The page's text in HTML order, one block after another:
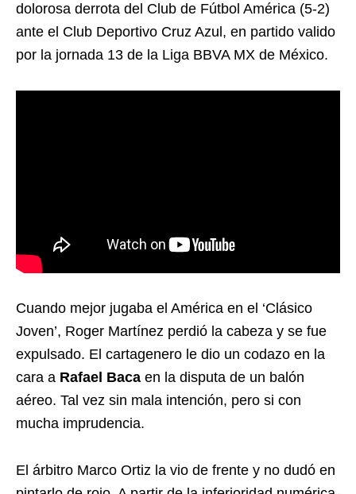
dolorosa derrota del Club de Fútbol América (5-2)
ante el Club Deportivo Cruz Azul, en partido valido
por la jornada 13 de la Liga BBVA MX de México.
Cuando mejor jugaba el América en el ‘Clásico
Joven’, Roger Martínez perdió la cabeza y se fue
expulsado. El cartagenero le dio un codazo en la
cara a Rafael Baca en la disputa de un balón
aéreo. Tal vez sin mala intención, pero si con
mucha imprudencia.
El árbitro Marco Ortiz la vio de frente y no dudó en